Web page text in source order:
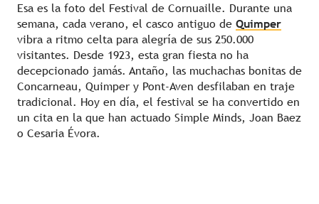
Esa es la foto del Festival de Cornuaille. Durante una
semana, cada verano, el casco antiguo de Quimper
vibra a ritmo celta para alegría de sus 250.000
visitantes. Desde 1923, esta gran fiesta no ha
decepcionado jamás. Antaño, las muchachas bonitas de
Concarneau, Quimper y Pont-Aven desfilaban en traje
tradicional. Hoy en día, el festival se ha convertido en
un cita en la que han actuado Simple Minds, Joan Baez
o Cesaria Évora.